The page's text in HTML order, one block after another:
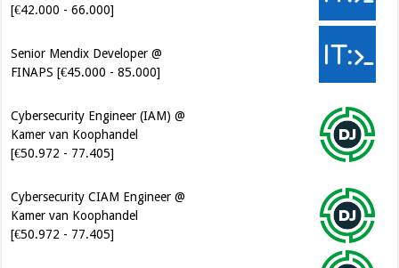
[€42.000 - 66.000]
Senior Mendix Developer @
FINAPS [€45.000 - 85.000]
Cybersecurity Engineer (IAM) @
Kamer van Koophandel
[€50.972 - 77.405]
Cybersecurity CIAM Engineer @
Kamer van Koophandel
[€50.972 - 77.405]